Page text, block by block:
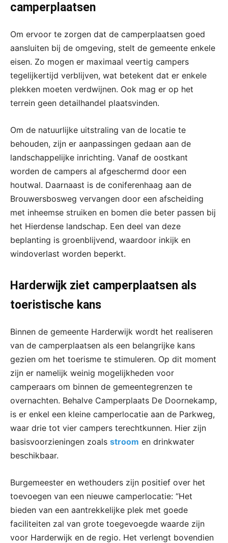
camperplaatsen
Om ervoor te zorgen dat de camperplaatsen goed
aansluiten bij de omgeving, stelt de gemeente enkele
eisen. Zo mogen er maximaal veertig campers
tegelijkertijd verblijven, wat betekent dat er enkele
plekken moeten verdwijnen. Ook mag er op het
terrein geen detailhandel plaatsvinden.
Om de natuurlijke uitstraling van de locatie te
behouden, zijn er aanpassingen gedaan aan de
landschappelijke inrichting. Vanaf de oostkant
worden de campers al afgeschermd door een
houtwal. Daarnaast is de coniferenhaag aan de
Brouwersbosweg vervangen door een afscheiding
met inheemse struiken en bomen die beter passen bij
het Hierdense landschap. Een deel van deze
beplanting is groenblijvend, waardoor inkijk en
windoverlast worden beperkt.
Harderwijk ziet camperplaatsen als
toeristische kans
Binnen de gemeente Harderwijk wordt het realiseren
van de camperplaatsen als een belangrijke kans
gezien om het toerisme te stimuleren. Op dit moment
zijn er namelijk weinig mogelijkheden voor
camperaars om binnen de gemeentegrenzen te
overnachten. Behalve Camperplaats De Doornekamp,
is er enkel een kleine camperlocatie aan de Parkweg,
waar drie tot vier campers terechtkunnen. Hier zijn
basisvoorzieningen zoals stroom en drinkwater
beschikbaar.
Burgemeester en wethouders zijn positief over het
toevoegen van een nieuwe camperlocatie: “Het
bieden van een aantrekkelijke plek met goede
faciliteiten zal van grote toegevoegde waarde zijn
voor Harderwijk en de regio. Het verlengt bovendien